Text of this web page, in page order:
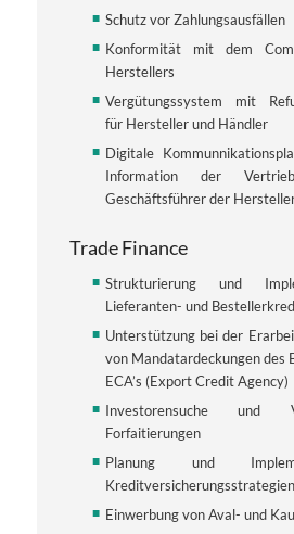
Schutz vor Zahlungsausfällen
Konformität mit dem
Herstellers
Vergütungssystem mit
für Hersteller und Händler
Digitale
Information der
Geschäftsführer der
Trade Finance
Strukturierung und
Lieferanten- und
Unterstützung bei der
von Mandatardeckungen des
ECA’s (Export Credit Agency)
Investorensuche und
Forfaitierungen
Planung und
Kreditversicherungsstrategien
Einwerbung von Aval- und